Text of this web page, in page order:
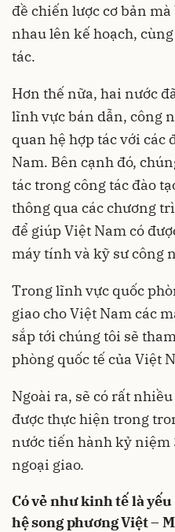
đề chiến lược cơ bản
nhau lên kế hoạch,
tác.
Hơn thế nữa, hai nước
lĩnh vực bán dẫn, công
quan hệ hợp tác với các
Nam. Bên cạnh đó,
tác trong công tác đào
thông qua các chương
để giúp Việt Nam có
máy tính và kỹ sư công
Trong lĩnh vực quốc
giao cho Việt Nam các
sắp tới chúng tôi sẽ
phòng quốc tế của Việt
Ngoài ra, sẽ có rất
được thực hiện trong
nước tiến hành kỷ niệm
ngoại giao.
Có vẻ như kinh tế là
hệ song phương Việt –